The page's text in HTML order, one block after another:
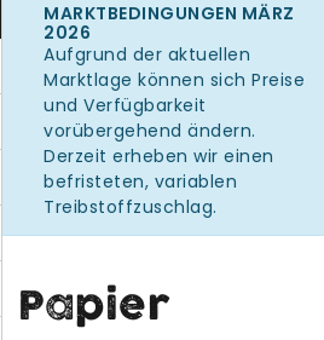
MARKTBEDINGUNGEN MÄRZ
2026
Aufgrund der aktuellen
Marktlage können sich Preise
und Verfügbarkeit
vorübergehend ändern.
Derzeit erheben wir einen
befristeten, variablen
Treibstoffzuschlag.
Papier